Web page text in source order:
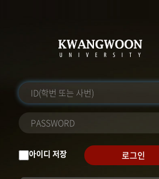
아이디 저장 로그인